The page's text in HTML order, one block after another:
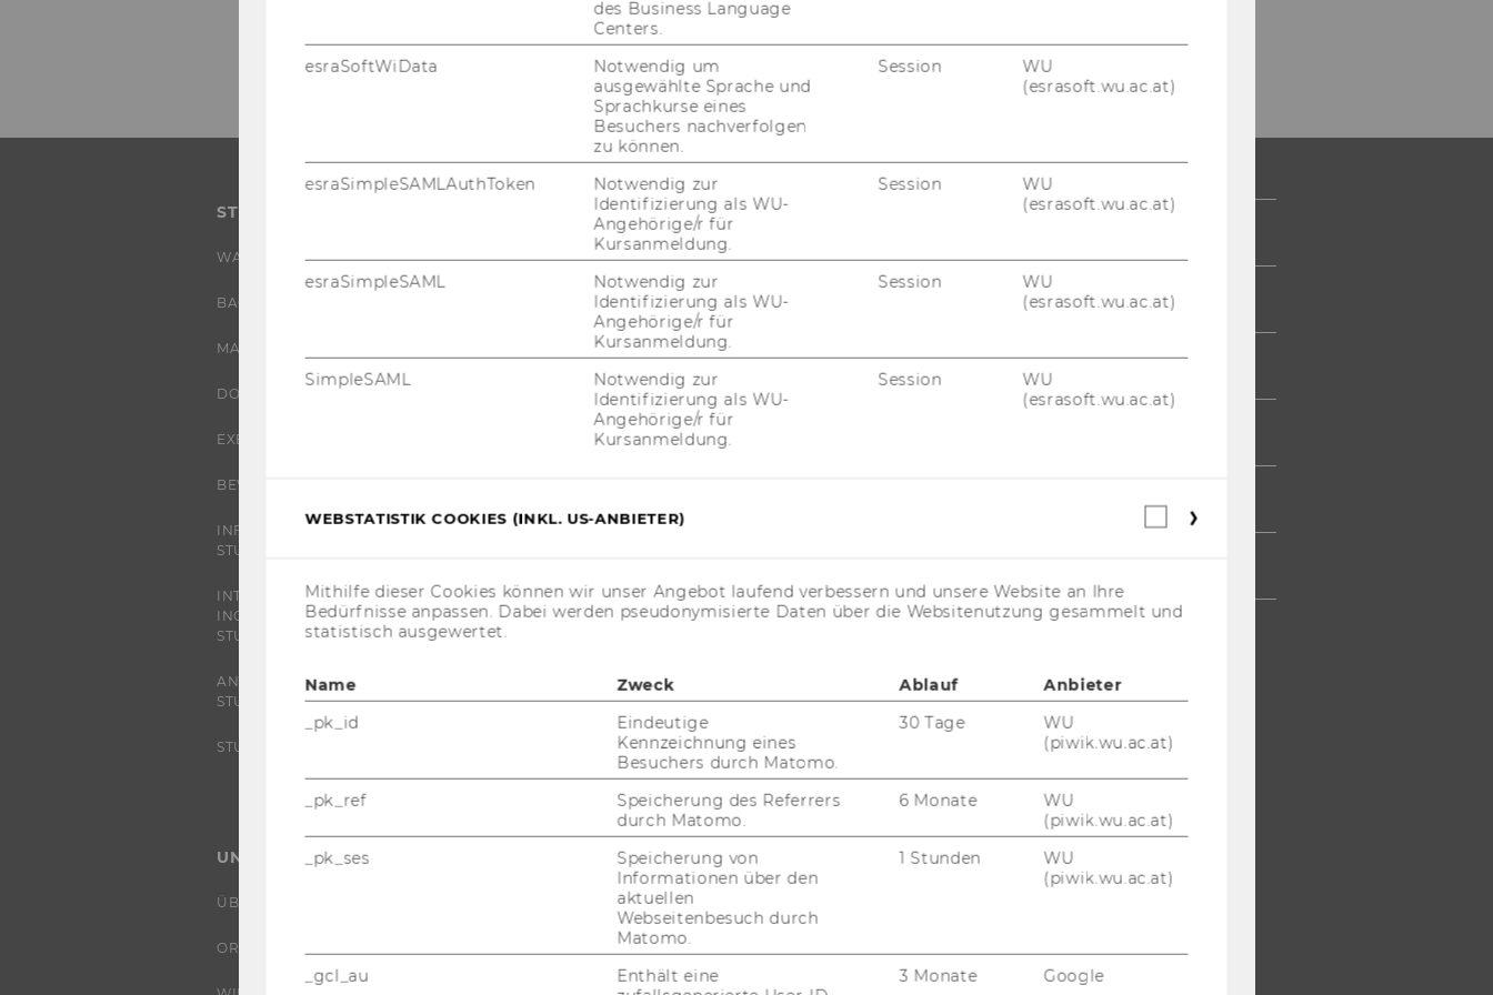
STUDIUM
WARUM WU?
BACHELOR
MASTER
DOKTORAT / PHD
EXECUTIVE EDUCATION
BEWERBUNG UND ZULASSUNG
INFORMATIONEN FÜR
STUDIERENDE
INTERNATIONALE UND
INCOMING EXCHANGE
STUDIERENDE
ANGEBOTE FÜR SCHULEN UND
STUDIENINTERESSIERTE
STUDENT CLUBS
FORSCHUNG
FORSCHUNGSPORTAL
FORSCHENDE
IMPACT DER FORSCHUNG
ORGANISATION DER
FORSCHUNG
UNIVERSITÄT
ÜBER DIE WU
ORGANISATION
JOBS
JOBS
JOBPORTAL
STUDIERENDE
des Business Language
Centers.
esraSoftWiData
Notwendig um
ausgewählte Sprache und
Sprachkurse eines
Besuchers nachverfolgen
zu können.
Session
WU
(esrasoft.wu.ac.at)
esraSimpleSAMLAuthToken
Notwendig zur
Identifizierung als WU-
Angehörige/r für
Kursanmeldung.
Session
WU
(esrasoft.wu.ac.at)
esraSimpleSAML
Notwendig zur
Identifizierung als WU-
Angehörige/r für
Kursanmeldung.
Session
WU
(esrasoft.wu.ac.at)
SimpleSAML
Notwendig zur
Identifizierung als WU-
Angehörige/r für
Kursanmeldung.
Session
WU
(esrasoft.wu.ac.at)
WEBSTATISTIK COOKIES (INKL. US-ANBIETER)
Webstatistik
Anbieter)
Mithilfe dieser Cookies können wir unser Angebot laufend verbessern und unsere Website an Ihre
Bedürfnisse anpassen. Dabei werden pseudonymisierte Daten über die Websitenutzung gesammelt und
statistisch ausgewertet.
Name Zweck Ablauf
Anbieter
_pk_id
Eindeutige
Kennzeichnung eines
Besuchers durch Matomo.
30 Tage
WU
(piwik.wu.ac.at)
_pk_ref
Speicherung des Referrers
durch Matomo.
6 Monate
WU
(piwik.wu.ac.at)
_pk_ses
Speicherung von
Informationen über den
aktuellen
Webseitenbesuch durch
Matomo.
1 Stunden
WU
(piwik.wu.ac.at)
_gcl_au
Enthält eine
3 Monate Google